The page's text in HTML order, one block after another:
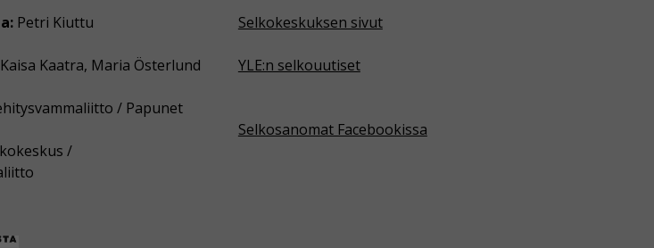
Petri Kiuttu
Kaisa Kaatra, Maria Österlund
/ Papunet
/
Selkokeskuksen sivut
YLE:n selkouutiset
Selkosanomat Facebookissa